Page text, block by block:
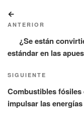
de
entradas
anterior:
ANTERIOR
¿Se están
estándar en las
Siguiente
entrada
SIGUIENTE
Combustibles
impulsar las